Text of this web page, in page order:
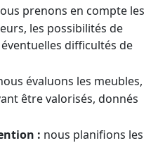
prenons en compte les
les possibilités de
difficultés de
évaluons les meubles,
être valorisés, donnés
: nous planifions les